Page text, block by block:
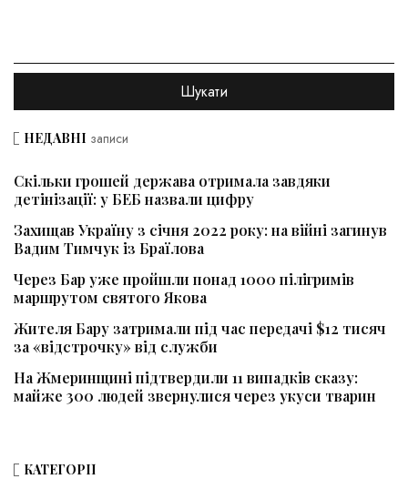
НЕДАВНІ записи
Скільки грошей держава отримала завдяки
детінізації: у БЕБ назвали цифру
Захищав Україну з січня 2022 року: на війні загинув
Вадим Тимчук із Браїлова
Через Бар уже пройшли понад 1000 пілігримів
маршрутом святого Якова
Жителя Бару затримали під час передачі $12 тисяч
за «відстрочку» від служби
На Жмеринщині підтвердили 11 випадків сказу:
майже 300 людей звернулися через укуси тварин
КАТЕГОРІЇ